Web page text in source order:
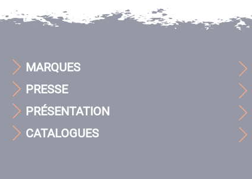
MARQUES
PRESSE
PRÉSENTATION
CATALOGUES